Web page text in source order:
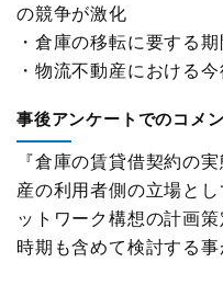
の競争が激化
・倉庫の移転に要する
・物流不動産における
事後アンケートでのコメ
『倉庫の賃貸借契約の
産の利用者側の立場と
ットワーク構想の計画
時期も含めて検討する